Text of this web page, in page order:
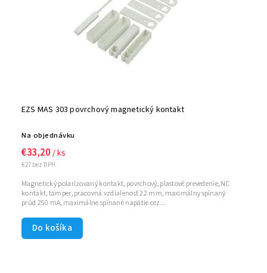
EZS MAS 303 povrchový magnetický kontakt
Na objednávku
€27 bez DPH
€33,20 / ks
Do košíka
Magnetický polarizovaný kontakt, povrchový, plastové prevedenie, NC
kontakt, tamper, pracovná vzdialenosť 22 mm, maximálny spínaný
prúd 250 mA, maximálne spínané napätie cez...